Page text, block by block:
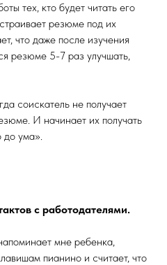
тех, кто будет читать его
резюме под их
что даже после изучения
резюме 5-7 раз улучшать,
соискатель не получает
И начинает их получать
до ума».
с работодателями.
мне ребенка,
пианино и считает, что